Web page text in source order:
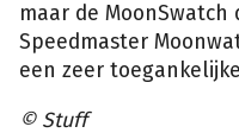
maar de
Speedmaster
een zeer
© Stuff